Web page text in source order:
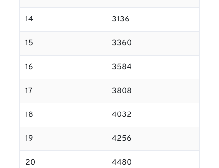
14 3136
15 3360
16 3584
17 3808
18 4032
19 4256
20 4480